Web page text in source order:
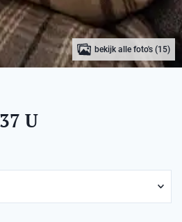
bekijk alle foto's (15)
U